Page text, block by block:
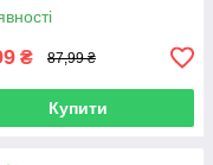
₴ 87,99 ₴
Купити